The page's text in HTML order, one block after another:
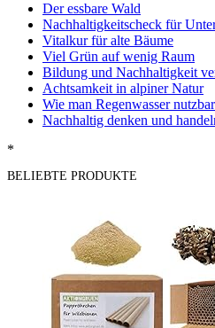
Der essbare Wald
Nachhaltigkeitscheck für
Vitalkur für alte Bäume
Viel Grün auf wenig Raum
Bildung und Nachhaltigkeit
Achtsamkeit in alpiner Natur
Wie man Regenwasser
Nachhaltig denken und
*
BELIEBTE PRODUKTE